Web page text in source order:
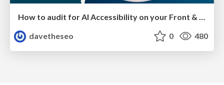
davetheseo
0 480